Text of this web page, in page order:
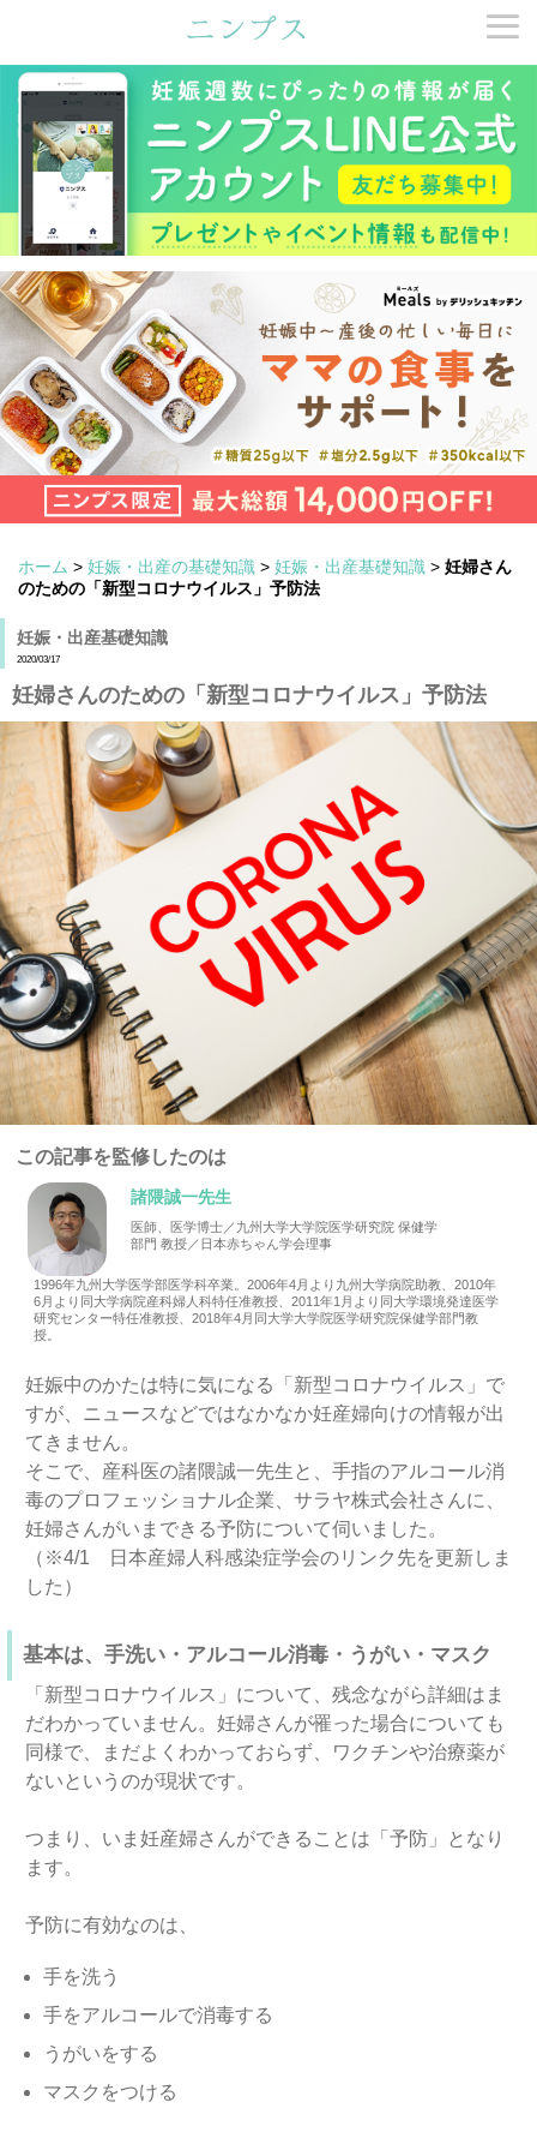
ホーム > 妊娠・出産の基礎知識 > 妊娠・出産基礎知識 > 妊婦さん
のための「新型コロナウイルス」予防法
妊娠・出産基礎知識
2020/03/17
妊婦さんのための「新型コロナウイルス」予防法
この記事を監修したのは
諸隈誠一先生
医師、医学博士／九州大学大学院医学研究院 保健学
部門 教授／日本赤ちゃん学会理事
1996年九州大学医学部医学科卒業。2006年4月より九州大学病院助教、2010年
6月より同大学病院産科婦人科特任准教授、2011年1月より同大学環境発達医学
研究センター特任准教授、2018年4月同大学大学院医学研究院保健学部門教
授。
妊娠中のかたは特に気になる「新型コロナウイルス」で
すが、ニュースなどではなかなか妊産婦向けの情報が出
てきません。
そこで、産科医の諸隈誠一先生と、手指のアルコール消
毒のプロフェッショナル企業、サラヤ株式会社さんに、
妊婦さんがいまできる予防について伺いました。
（※4/1 日本産婦人科感染症学会のリンク先を更新しま
した）
基本は、手洗い・アルコール消毒・うがい・マスク
「新型コロナウイルス」について、残念ながら詳細はま
だわかっていません。妊婦さんが罹った場合についても
同様で、まだよくわかっておらず、ワクチンや治療薬が
ないというのが現状です。
つまり、いま妊産婦さんができることは「予防」となり
ます。
予防に有効なのは、
手を洗う
手をアルコールで消毒する
うがいをする
マスクをつける